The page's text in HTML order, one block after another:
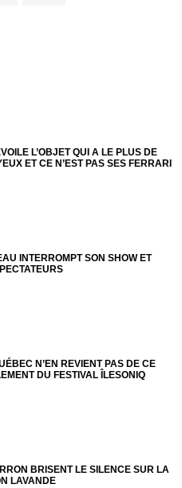
L’OBJET QUI A LE PLUS DE
ET CE N’EST PAS SES FERRARI
INTERROMPT SON SHOW ET
N’EN REVIENT PAS DE CE
DU FESTIVAL ÎLESONIQ
BRISENT LE SILENCE SUR LA
LAVANDE